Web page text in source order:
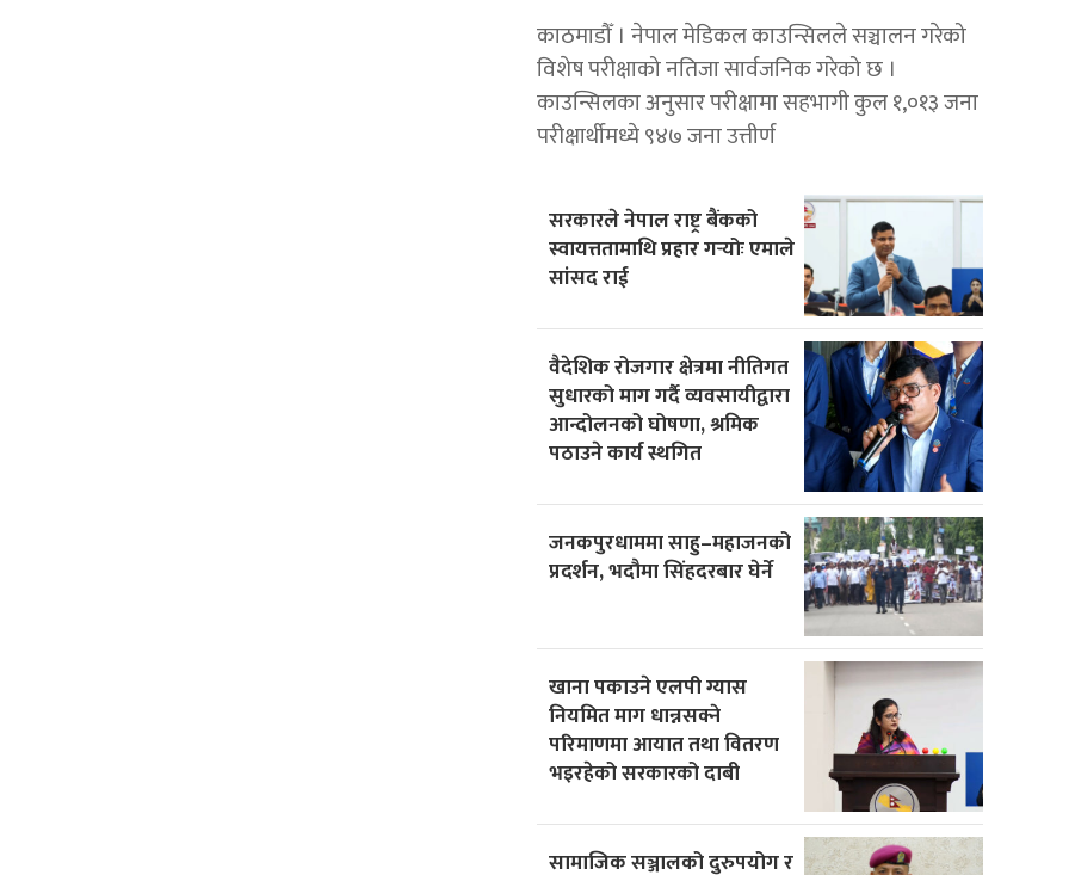
काठमाडौँ । नेपाल मेडिकल काउन्सिलले सञ्चालन गरेको
विशेष परीक्षाको नतिजा सार्वजनिक गरेको छ ।
काउन्सिलका अनुसार परीक्षामा सहभागी कुल १,०१३ जना
परीक्षार्थीमध्ये ९४७ जना उत्तीर्ण
सरकारले नेपाल राष्ट्र बैंकको
स्वायत्ततामाथि प्रहार गर्‍योः एमाले
सांसद राई
वैदेशिक रोजगार क्षेत्रमा नीतिगत
सुधारको माग गर्दै व्यवसायीद्वारा
आन्दोलनको घोषणा, श्रमिक
पठाउने कार्य स्थगित
जनकपुरधाममा साहु–महाजनको
प्रदर्शन, भदौमा सिंहदरबार घेर्ने
खाना पकाउने एलपी ग्यास
नियमित माग धान्नसक्ने
परिमाणमा आयात तथा वितरण
भइरहेको सरकारको दाबी
सामाजिक सञ्जालको दुरुपयोग र